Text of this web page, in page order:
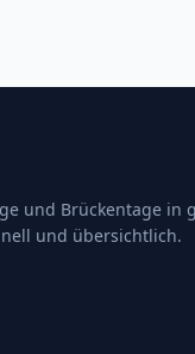
und Brückentage in
und übersichtlich.